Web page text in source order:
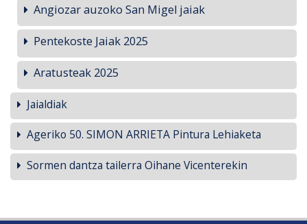
Angiozar auzoko San Migel jaiak
Pentekoste Jaiak 2025
Aratusteak 2025
Jaialdiak
Ageriko 50. SIMON ARRIETA Pintura Lehiaketa
Sormen dantza tailerra Oihane Vicenterekin